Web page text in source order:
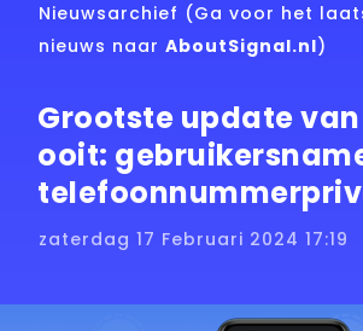
Nieuwsarchief (Ga voor het
nieuws naarAboutSignal.nl)
Grootste update
ooit:
zaterdag 17 Februari 2024 17:19